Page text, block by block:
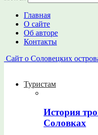
Главная
О сайте
Об авторе
Контакты
Сайт о Соловецких
Туристам
История
Соловках